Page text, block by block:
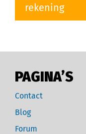
rekening
PAGINA’S
Contact
Blog
Forum